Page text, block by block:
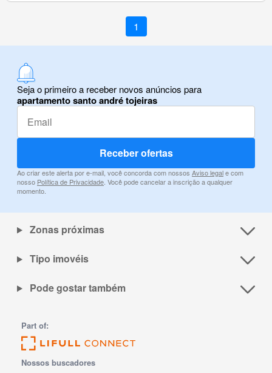
1
Seja o primeiro a receber novos anúncios para
apartamento santo andré tojeiras
Receber ofertas
Ao criar este alerta por e-mail, você concorda com nossos Aviso legale com
nosso Política de Privacidade. Você pode cancelar a inscrição a qualquer
momento.
Zonas próximas
Tipo imovéis
Pode gostar também
Part of:
Nossos buscadores